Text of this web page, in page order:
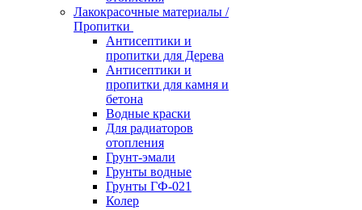
Лакокрасочные материалы /
Пропитки
Антисептики и
пропитки для Дерева
Антисептики и
пропитки для камня и
бетона
Водные краски
Для радиаторов
отопления
Грунт-эмали
Грунты водные
Грунты ГФ-021
Колер